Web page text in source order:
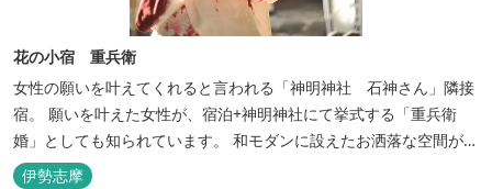
花の小宿 重兵衛
女性の願いを叶えてくれると言われる「神明神社 石神さん」隣接
宿。 願いを叶えた女性が、宿泊+神明神社にて挙式する「重兵衛
婚」としても知られています。 和モダンに設えたお洒落な空間が女
性に人気。
伊勢志摩